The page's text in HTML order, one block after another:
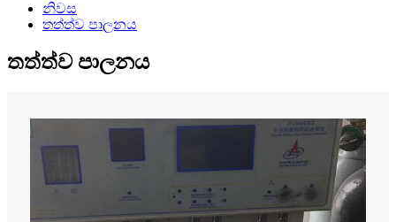
නිවස
තත්ත්ව පාලනය
තත්ත්ව පාලනය